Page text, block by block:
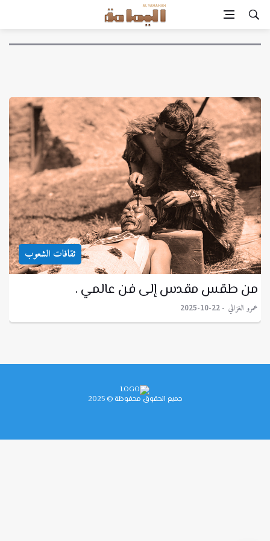
ثقافات الشعوب
من طقس مقدس إلى فن عالمي .
عمرو الغزالي 2025-10-22
جميع الحقوق محفوظة © 2025